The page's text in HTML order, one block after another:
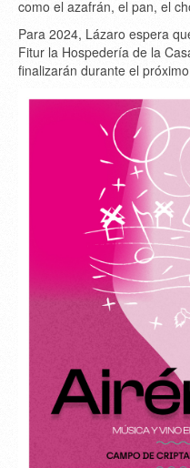
como el azafrán, el pan, el
Para 2024, Lázaro espera
Fitur la Hospedería de la
finalizarán durante el